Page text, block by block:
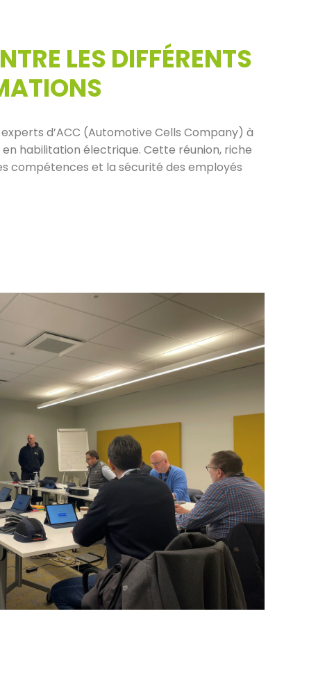
LES DIFFÉRENTS
d’ACC (Automotive Cells Company) à
habilitation électrique. Cette réunion, riche
compétences et la sécurité des employés